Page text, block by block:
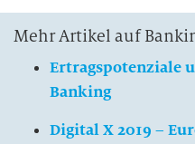
Mehr Artikel auf
Ertragspotenziale
Banking
Digital X 2019 –